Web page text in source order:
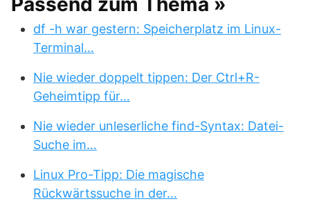
df -h war gestern: Speicherplatz im Linux-
Terminal…
Nie wieder doppelt tippen: Der Ctrl+R-
Geheimtipp für…
Nie wieder unleserliche find-Syntax: Datei-
Suche im…
Linux Pro-Tipp: Die magische
Rückwärtssuche in der…